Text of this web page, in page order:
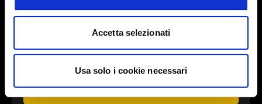
Accetta selezionati
Usa solo i cookie necessari
Ho letto e approvo Privacy Policy
INVIA